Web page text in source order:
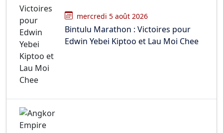
mercredi 5 août 2026
Bintulu Marathon : Victoires pour
Edwin Yebei Kiptoo et Lau Moi Chee